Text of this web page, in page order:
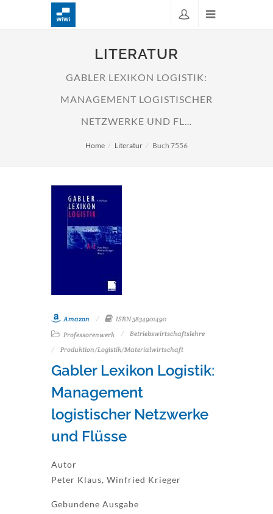
LITERATUR
GABLER LEXIKON LOGISTIK:
MANAGEMENT LOGISTISCHER
NETZWERKE UND FL...
Home Literatur Buch 7556
Amazon
ISBN 3834901490
Professorenwerk
Betriebswirtschaftslehre
Produktion/Logistik/Materialwirtschaft
Gabler Lexikon Logistik:
Management
logistischer Netzwerke
und Flüsse
Autor
Peter Klaus, Winfried Krieger
Gebundene Ausgabe